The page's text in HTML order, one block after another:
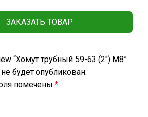
ЗАКАЗАТЬ ТОВАР
“Хомут трубный 59-63 (2″) М8”
будет опубликован.
помечены *